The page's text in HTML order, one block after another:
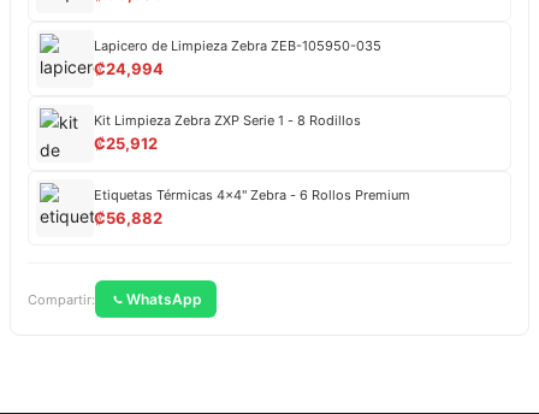
Lapicero de Limpieza Zebra ZEB-105950-035
₡24,994
Kit Limpieza Zebra ZXP Serie 1 - 8 Rodillos
₡25,912
Etiquetas Térmicas 4x4" Zebra - 6 Rollos Premium
₡56,882
Compartir: WhatsApp